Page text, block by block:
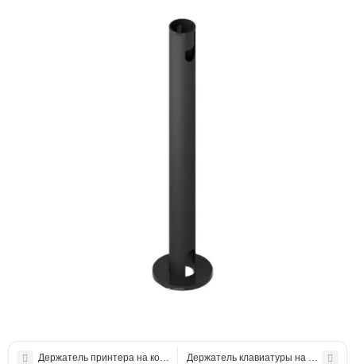
Держатель принтера на консоли Держатель клавиатуры на консоли